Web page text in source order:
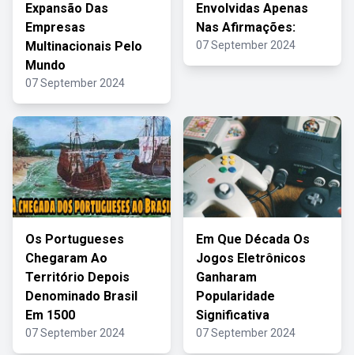
Expansão Das
Empresas
Multinacionais Pelo
Mundo
07 September 2024
Envolvidas Apenas
Nas Afirmações:
07 September 2024
Os Portugueses
Chegaram Ao
Território Depois
Denominado Brasil
Em 1500
07 September 2024
Em Que Década Os
Jogos Eletrônicos
Ganharam
Popularidade
Significativa
07 September 2024